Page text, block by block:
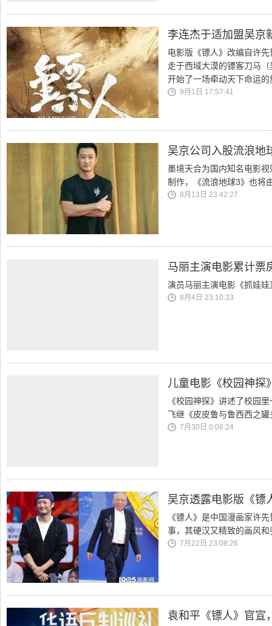
李连杰于适加盟吴京
电影版《镖人》改编自许
走于西域大漠的镖客刀马
开始了一场牵动天下命运
9月1日 17:57:41
吴京公司入股流浪地
墨境天合为国内知名电影
制作，《流浪地球3》也将
8月13日 23:42:27
马丽主演电影累计票
演员马丽主演电影《抓娃
8月4日 23:10:33
儿童电影《校园神探
《校园神探》讲述了校园
飞继《皮皮鲁与鲁西西之
7月30日 0:08:24
吴京透露电影版《镖
《镖人》是中国漫画家许
事，其硬汉又精致的画风
7月22日 23:08:26
袁和平《镖人》官宣